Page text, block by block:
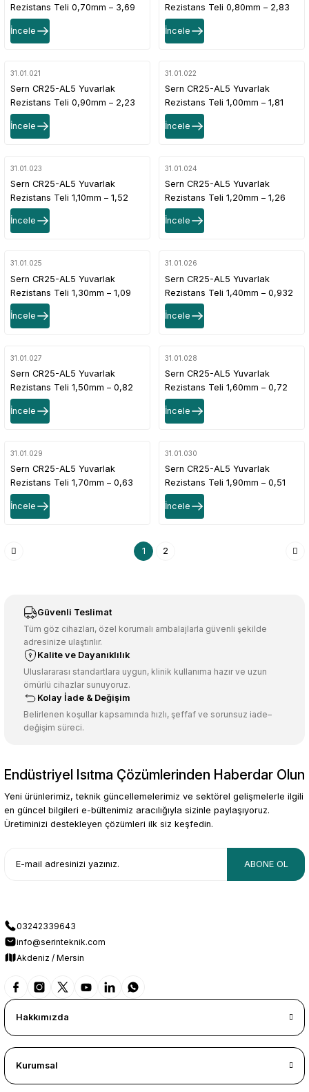
Rezistans Teli 0,70mm – 3,69
Ω/m Direnç Değerli
İncele
Rezistans Teli 0,80mm – 2,83
Ω/m Direnç Değerli
İncele
31.01.021
Sern CR25-AL5 Yuvarlak
Rezistans Teli 0,90mm – 2,23
Ω/m Direnç Değerli
İncele
31.01.022
Sern CR25-AL5 Yuvarlak
Rezistans Teli 1,00mm – 1,81
Ω/m Direnç Değerli
İncele
31.01.023
Sern CR25-AL5 Yuvarlak
Rezistans Teli 1,10mm – 1,52
Ω/m Direnç Değerli
İncele
31.01.024
Sern CR25-AL5 Yuvarlak
Rezistans Teli 1,20mm – 1,26
Ω/m Direnç Değerli
İncele
31.01.025
Sern CR25-AL5 Yuvarlak
Rezistans Teli 1,30mm – 1,09
Ω/m Direnç Değerli
İncele
31.01.026
Sern CR25-AL5 Yuvarlak
Rezistans Teli 1,40mm – 0,932
Ω/m Direnç Değerli
İncele
31.01.027
Sern CR25-AL5 Yuvarlak
Rezistans Teli 1,50mm – 0,82
Ω/m Direnç Değerli
İncele
31.01.028
Sern CR25-AL5 Yuvarlak
Rezistans Teli 1,60mm – 0,72
Ω/m Direnç Değerli
İncele
31.01.029
Sern CR25-AL5 Yuvarlak
Rezistans Teli 1,70mm – 0,63
Ω/m Direnç Değerli
İncele
31.01.030
Sern CR25-AL5 Yuvarlak
Rezistans Teli 1,90mm – 0,51
Ω/m Direnç Değerli
İncele
1 2
Güvenli Teslimat
Tüm göz cihazları, özel korumalı ambalajlarla güvenli şekilde
adresinize ulaştırılır.
Kalite ve Dayanıklılık
Uluslararası standartlara uygun, klinik kullanıma hazır ve uzun
ömürlü cihazlar sunuyoruz.
Kolay İade & Değişim
Belirlenen koşullar kapsamında hızlı, şeffaf ve sorunsuz iade–
değişim süreci.
Endüstriyel Isıtma Çözümlerinden Haberdar Olun
Yeni ürünlerimiz, teknik güncellemelerimiz ve sektörel gelişmelerle ilgili
en güncel bilgileri e-bültenimiz aracılığıyla sizinle paylaşıyoruz.
Üretiminizi destekleyen çözümleri ilk siz keşfedin.
ABONE OL
03242339643
info@serinteknik.com
Akdeniz / Mersin
Hakkımızda
Kurumsal